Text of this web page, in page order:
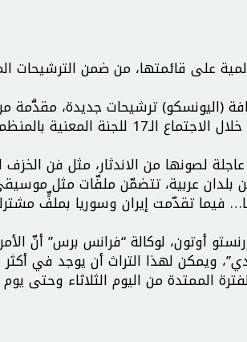
على قائمتها، من ضمن الترشيحات
(اليونسكو) ترشيحات جديدة، مقدَّمة
ثقافية غير مادية على قائمة التراث العالمي،
4 “تستدعي إجراءات عاجلة لصونها من الاندثار،
عربية، تتضمّن ملفّات مثل موسيقى
فيما تقدّمت إيران وسوريا بملفٍّ
أوتون، لوكالة “فرانس برس” أنّ
ويمكن لهذا التراث أن يوجد في
الممتدة من اليوم الثلاثاء وحتى